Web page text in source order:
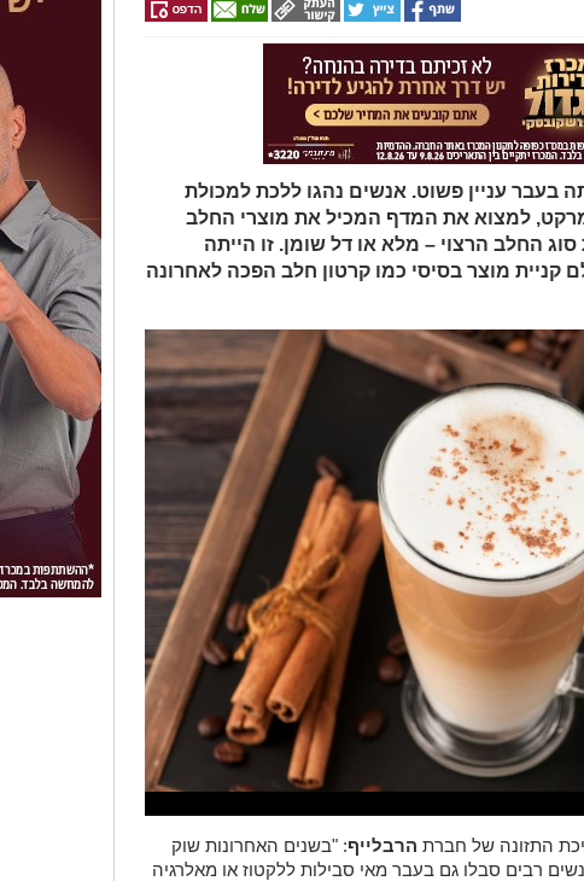
בעבר עניין פשוט. אנשים נהגו ללכת למכולת
למצוא את המדף המכיל את מוצרי החלב
החלב הרצוי – מלא או דל שומן. זו הייתה
קניית מוצר בסיסי כמו קרטון חלב הפכה לאחרונה
התזונה של חברת הרבלייף: "בשנים האחרונות שוק
רבים סבלו גם בעבר מאי סבילות ללקטוז או מאלרגיה